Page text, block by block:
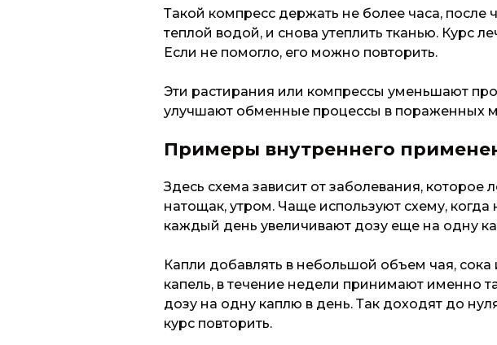
Такой компресс держать не более часа, после
теплой водой, и снова утеплить тканью. Курс
Если не помогло, его можно повторить.
Эти растирания или компрессы уменьшают
улучшают обменные процессы в пораженных
Примеры внутреннего
Здесь схема зависит от заболевания, которое
натощак, утром. Чаще используют схему,
каждый день увеличивают дозу еще на одну
Капли добавлять в небольшой объем чая,
капель, в течение недели принимают именно
дозу на одну каплю в день. Так доходят до
курс повторить.